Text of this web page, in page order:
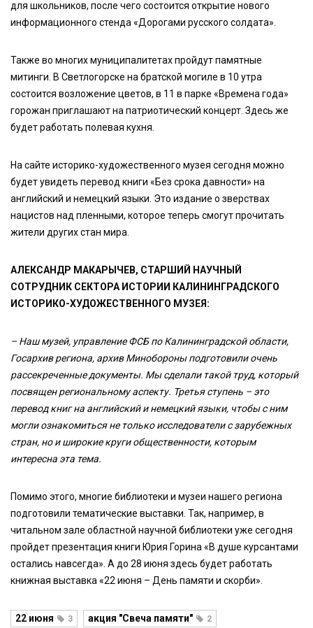
для школьников, после чего состоится открытие нового
информационного стенда «Дорогами русского солдата».
Также во многих муниципалитетах пройдут памятные
митинги. В Светлогорске на братской могиле в 10 утра
состоится возложение цветов, в 11 в парке «Времена года»
горожан приглашают на патриотический концерт. Здесь же
будет работать полевая кухня.
На сайте историко-художественного музея сегодня можно
будет увидеть перевод книги «Без срока давности» на
английский и немецкий языки. Это издание о зверствах
нацистов над пленными, которое теперь смогут прочитать
жители других стан мира.
АЛЕКСАНДР МАКАРЫЧЕВ, СТАРШИЙ НАУЧНЫЙ
СОТРУДНИК СЕКТОРА ИСТОРИИ КАЛИНИНГРАДСКОГО
ИСТОРИКО-ХУДОЖЕСТВЕННОГО МУЗЕЯ:
– Наш музей, управление ФСБ по Калининградской области,
Госархив региона, архив Минобороны подготовили очень
рассекреченные документы. Мы сделали такой труд, который
посвящен региональному аспекту. Третья ступень – это
перевод книг на английский и немецкий языки, чтобы с ним
могли ознакомиться не только исследователи с зарубежных
стран, но и широкие круги общественности, которым
интересна эта тема.
Помимо этого, многие библиотеки и музеи нашего региона
подготовили тематические выставки. Так, например, в
читальном зале областной научной библиотеки уже сегодня
пройдет презентация книги Юрия Горина «В душе курсантами
остались навсегда». А до 28 июня здесь будет работать
книжная выставка «22 июня – День памяти и скорби».
22 июня 3 акция "Свеча памяти" 2